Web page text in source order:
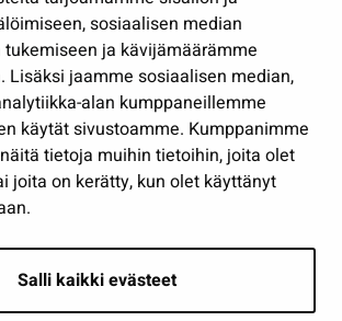
sosiaalisen median
ja kävijämäärämme
Lisäksi jaamme sosiaalisen median,
alan kumppaneillemme
käytät sivustoamme. Kumppanimme
tietoja muihin tietoihin, joita olet
joita on kerätty, kun olet käyttänyt
Salli kaikki evästeet